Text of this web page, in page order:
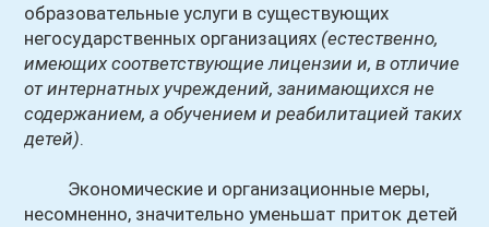
образовательные услуги в существующих
негосударственных организациях (естественно,
имеющих соответствующие лицензии и, в отличие
от интернатных учреждений, занимающихся не
содержанием, а обучением и реабилитацией таких
детей).
Экономические и организационные меры,
несомненно, значительно уменьшат приток детей